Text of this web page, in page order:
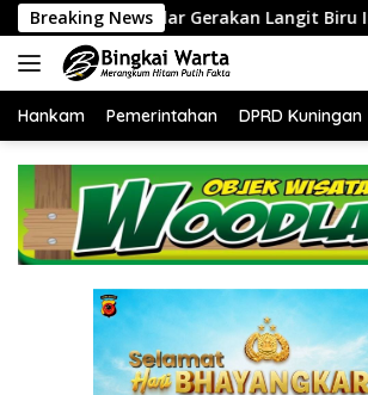
Langsung
ke
konten
Breaking News
Langit Biru Indonesia Asri di Cirebon
Hankam Pemerintahan DPRD Kuningan